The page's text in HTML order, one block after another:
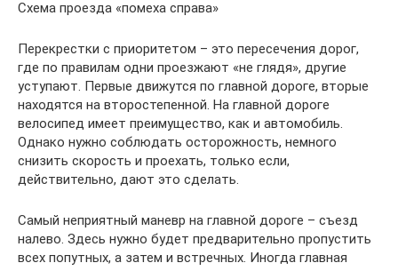
Схема проезда «помеха справа»
Перекрестки с приоритетом – это пересечения дорог,
где по правилам одни проезжают «не глядя», другие
уступают. Первые движутся по главной дороге, вторые
находятся на второстепенной. На главной дороге
велосипед имеет преимущество, как и автомобиль.
Однако нужно соблюдать осторожность, немного
снизить скорость и проехать, только если,
действительно, дают это сделать.
Самый неприятный маневр на главной дороге – съезд
налево. Здесь нужно будет предварительно пропустить
всех попутных, а затем и встречных. Иногда главная